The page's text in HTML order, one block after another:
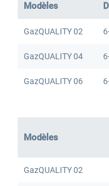
Modèles
GazQUALITY 02
GazQUALITY 04
GazQUALITY 06
Modèles
GazQUALITY 02